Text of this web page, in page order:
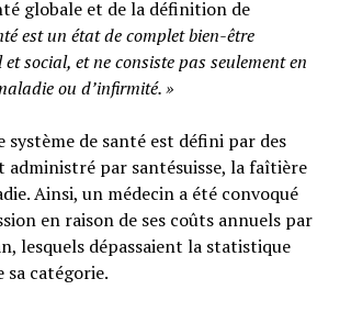
globale et de la définition de
est un état de complet bien-être
social, et ne consiste pas seulement en
ou d’infirmité.»
de santé est défini par des
administré par santésuisse, la faîtière
Ainsi, un médecin a été convoqué
en raison de ses coûts annuels par
lesquels dépassaient la statistique
sa catégorie.